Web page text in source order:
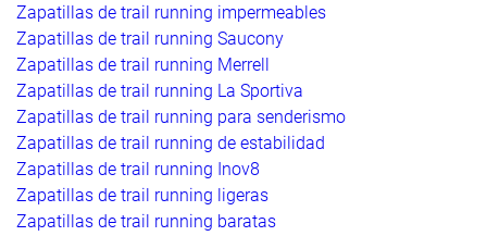
Zapatillas de trail running impermeables
Zapatillas de trail running Saucony
Zapatillas de trail running Merrell
Zapatillas de trail running La Sportiva
Zapatillas de trail running para senderismo
Zapatillas de trail running de estabilidad
Zapatillas de trail running Inov8
Zapatillas de trail running ligeras
Zapatillas de trail running baratas